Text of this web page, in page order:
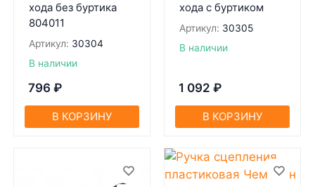
хода без буртика
804011
Артикул: 30304
В наличии
796 ₽
В КОРЗИНУ
хода с буртиком
Артикул: 30305
В наличии
1 092 ₽
В КОРЗИНУ